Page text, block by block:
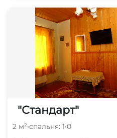
"Стандарт"
2 м²•спальня: 1•0